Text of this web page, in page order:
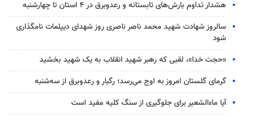
هشدار تداوم بارش‌های تابستانه و رعدوبرق در ۴ استان تا چهارشنبه
سالروز شهادت شهید محمد ناصر ناصری روز شهدای دیپلمات نامگذاری
شود
«حجت خدا»، لقبی که رهبر شهید انقلاب به یک شهید بخشید
گرمای گلستان امروز به اوج می‌رسد؛ رگبار و رعدوبرق از سه‌شنبه
آیا ماءالشعیر برای جلوگیری از سنگ کلیه مفید است